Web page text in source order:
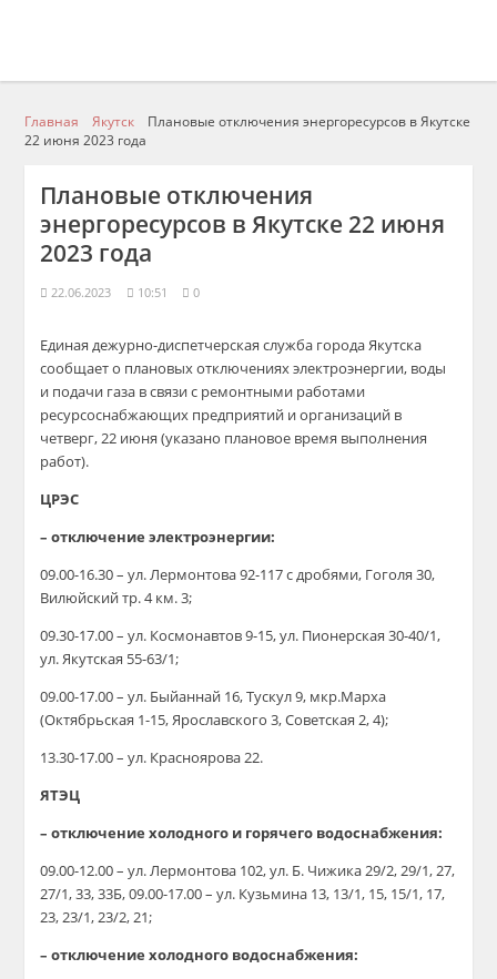
Главная Якутск
Плановые отключения энергоресурсов в Якутске
22 июня 2023 года
Плановые отключения
энергоресурсов в Якутске 22 июня
2023 года
22.06.2023 10:51 0
Единая дежурно-диспетчерская служба города Якутска
сообщает о плановых отключениях электроэнергии, воды
и подачи газа в связи с ремонтными работами
ресурсоснабжающих предприятий и организаций в
четверг, 22 июня (указано плановое время выполнения
работ).
ЦРЭС
– отключение электроэнергии:
09.00-16.30 – ул. Лермонтова 92-117 с дробями, Гоголя 30,
Вилюйский тр. 4 км. 3;
09.30-17.00 – ул. Космонавтов 9-15, ул. Пионерская 30-40/1,
ул. Якутская 55-63/1;
09.00-17.00 – ул. Быйаннай 16, Тускул 9, мкр.Марха
(Октябрьская 1-15, Ярославского 3, Советская 2, 4);
13.30-17.00 – ул. Красноярова 22.
ЯТЭЦ
– отключение холодного и горячего водоснабжения:
09.00-12.00 – ул. Лермонтова 102, ул. Б. Чижика 29/2, 29/1, 27,
27/1, 33, 33Б, 09.00-17.00 – ул. Кузьмина 13, 13/1, 15, 15/1, 17,
23, 23/1, 23/2, 21;
– отключение холодного водоснабжения: